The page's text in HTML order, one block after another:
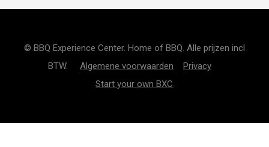
© BBQ Experience Center. Home of BBQ. Alle prijzen incl
BTW. Algemene voorwaarden
Privacy
Start your own BXC